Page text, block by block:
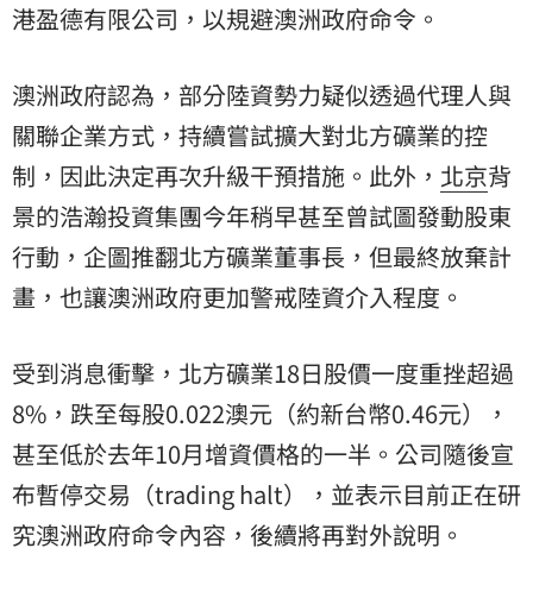
港盈德有限公司，以規避澳洲政府命令。
澳洲政府認為，部分陸資勢力疑似透過代理人與
關聯企業方式，持續嘗試擴大對北方礦業的控
制，因此決定再次升級干預措施。此外， 北京背
景的浩瀚投資集團今年稍早甚至曾試圖發動股東
行動，企圖推翻北方礦業董事長，但最終放棄計
畫，也讓澳洲政府更加警戒陸資介入程度。
受到消息衝擊，北方礦業18日股價一度重挫超過
8%，跌至每股0.022澳元（約新台幣0.46元），
甚至低於去年10月增資價格的一半。公司隨後宣
布暫停交易（trading halt），並表示目前正在研
究澳洲政府命令內容，後續將再對外說明。